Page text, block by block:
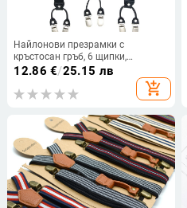
Найлонови презрамки с
кръстосан гръб, 6 щипки,
регулируеми, еластични, унисекс
12.86 €/25.15 лв
add_shopping_cart